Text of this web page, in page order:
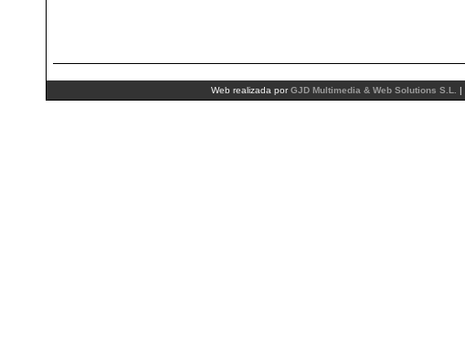
Web realizada por GJD Multimedia & Web Solutions S.L. |